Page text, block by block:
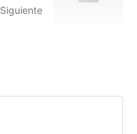
Siguiente